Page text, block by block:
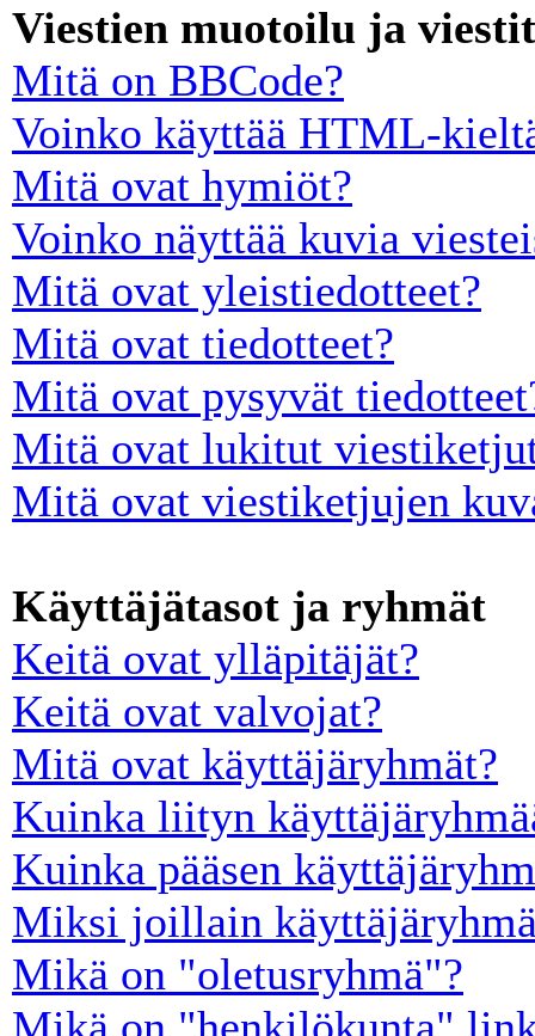
Viestien muotoilu ja
Mitä on BBCode?
Voinko käyttää HTML-
Mitä ovat hymiöt?
Voinko näyttää kuvia
Mitä ovat yleistiedotteet?
Mitä ovat tiedotteet?
Mitä ovat pysyvät
Mitä ovat lukitut
Mitä ovat viestiketjujen
Käyttäjätasot ja ryhmät
Keitä ovat ylläpitäjät?
Keitä ovat valvojat?
Mitä ovat käyttäjäryhmät?
Kuinka liityn
Kuinka pääsen
Miksi joillain
Mikä on "oletusryhmä"?
Mikä on "henkilökunta"